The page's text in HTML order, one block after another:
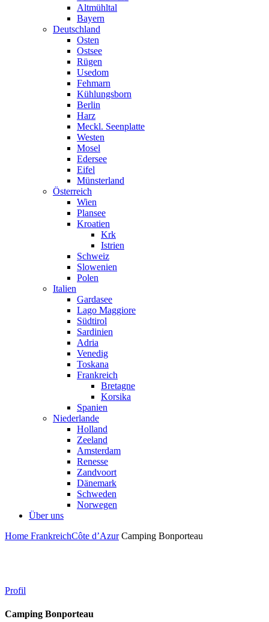
Altmühltal
Bayern
Deutschland
Osten
Ostsee
Rügen
Usedom
Fehmarn
Kühlungsborn
Berlin
Harz
Meckl. Seenplatte
Westen
Mosel
Edersee
Eifel
Münsterland
Österreich
Wien
Plansee
Kroatien
Krk
Istrien
Schweiz
Slowenien
Polen
Italien
Gardasee
Lago Maggiore
Südtirol
Sardinien
Adria
Venedig
Toskana
Frankreich
Bretagne
Korsika
Spanien
Niederlande
Holland
Zeeland
Amsterdam
Renesse
Zandvoort
Dänemark
Schweden
Norwegen
Über uns
Home FrankreichCôte d’Azur Camping Bonporteau
Profil
Camping Bonporteau